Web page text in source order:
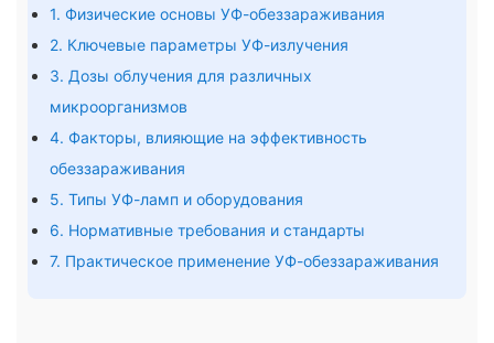
1. Физические основы УФ-обеззараживания
2. Ключевые параметры УФ-излучения
3. Дозы облучения для различных
микроорганизмов
4. Факторы, влияющие на эффективность
обеззараживания
5. Типы УФ-ламп и оборудования
6. Нормативные требования и стандарты
7. Практическое применение УФ-обеззараживания